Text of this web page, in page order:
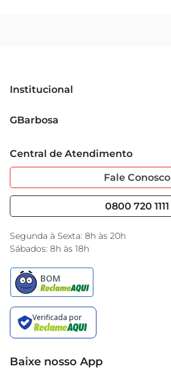
Institucional
Grupo Cencosud
Sobre Privacidade
Portal do Fornecedo
Nossas Lojas
GBarbosa
Garantia Estendida
Serviços
Black Friday
Encarte do Dia
Central de Atendimento
Fale Conosco
0800 720 1111
Segunda à Sexta: 8h às 20h
Sábados: 8h às 18h
Baixe nosso App